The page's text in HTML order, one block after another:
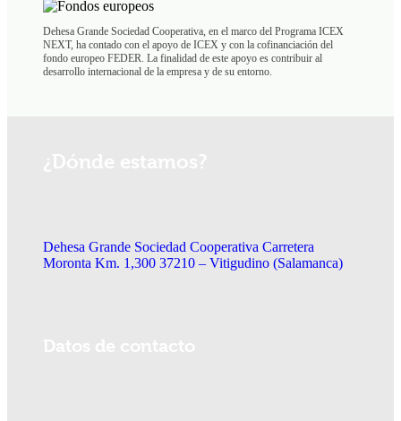
Dehesa Grande Sociedad Cooperativa Carretera
Moronta Km. 1,300 37210 – Vitigudino (Salamanca)
Dehesa Grande Sociedad Cooperativa, en el marco del Programa ICEX
NEXT, ha contado con el apoyo de ICEX y con la cofinanciación del
fondo europeo FEDER. La finalidad de este apoyo es contribuir al
desarrollo internacional de la empresa y de su entorno.